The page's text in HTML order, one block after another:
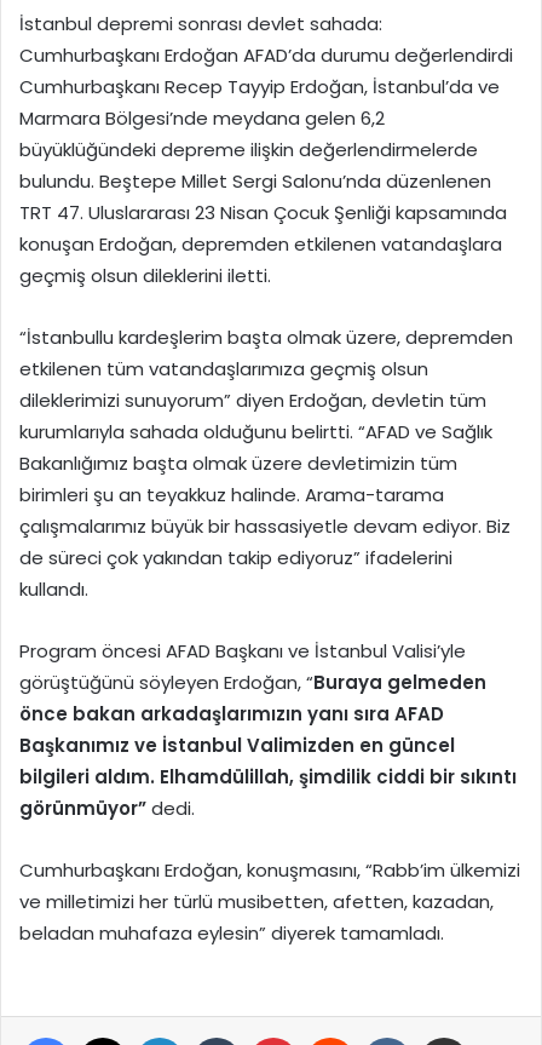
İstanbul depremi sonrası devlet sahada:
Cumhurbaşkanı Erdoğan AFAD’da durumu değerlendirdi
Cumhurbaşkanı Recep Tayyip Erdoğan, İstanbul’da ve
Marmara Bölgesi’nde meydana gelen 6,2
büyüklüğündeki depreme ilişkin değerlendirmelerde
bulundu. Beştepe Millet Sergi Salonu’nda düzenlenen
TRT 47. Uluslararası 23 Nisan Çocuk Şenliği kapsamında
konuşan Erdoğan, depremden etkilenen vatandaşlara
geçmiş olsun dileklerini iletti.
“İstanbullu kardeşlerim başta olmak üzere, depremden
etkilenen tüm vatandaşlarımıza geçmiş olsun
dileklerimizi sunuyorum” diyen Erdoğan, devletin tüm
kurumlarıyla sahada olduğunu belirtti. “AFAD ve Sağlık
Bakanlığımız başta olmak üzere devletimizin tüm
birimleri şu an teyakkuz halinde. Arama-tarama
çalışmalarımız büyük bir hassasiyetle devam ediyor. Biz
de süreci çok yakından takip ediyoruz” ifadelerini
kullandı.
Program öncesi AFAD Başkanı ve İstanbul Valisi’yle
görüştüğünü söyleyen Erdoğan, “Buraya gelmeden
önce bakan arkadaşlarımızın yanı sıra AFAD
Başkanımız ve İstanbul Valimizden en güncel
bilgileri aldım. Elhamdülillah, şimdilik ciddi bir sıkıntı
görünmüyor”dedi.
Cumhurbaşkanı Erdoğan, konuşmasını, “Rabb’im ülkemizi
ve milletimizi her türlü musibetten, afetten, kazadan,
beladan muhafaza eylesin” diyerek tamamladı.
Facebook LinkedIn Tumblr Pinterest Reddit VKontakte